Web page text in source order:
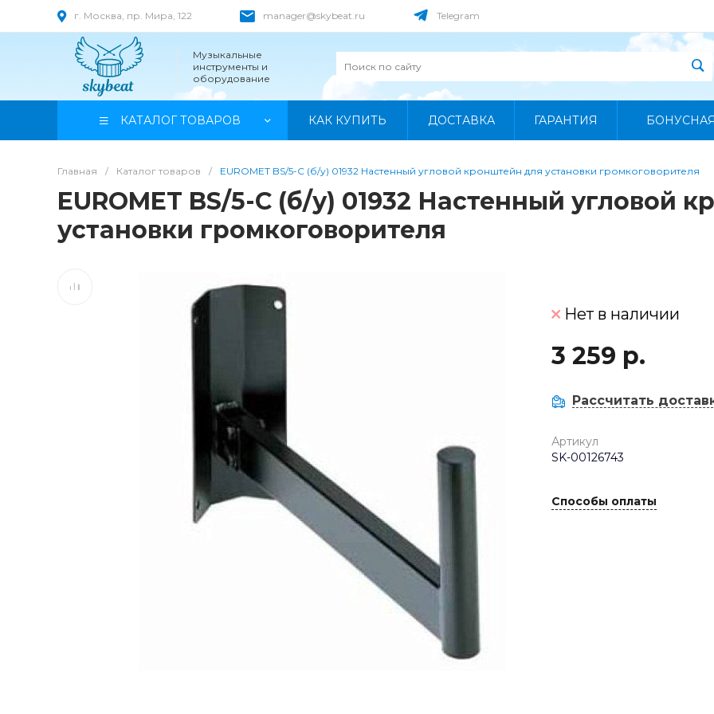
г. Москва, пр. Мира, 122 manager@skybeat.ru Telegram
Музыкальные
инструменты и
оборудование
КАТАЛОГ ТОВАРОВ КАК КУПИТЬ ДОСТАВКА ГАРАНТИЯ
Главная / Каталог товаров / EUROMET BS/5-C (б/у) 01932 Настенный угловой кронштейн для установки громкоговорителя
EUROMET BS/5-C (б/у) 01932 Настенный угловой
установки громкоговорителя
Нет в наличии
3 259 р.
Рассчитать
Артикул
SK-00126743
Способы оплаты